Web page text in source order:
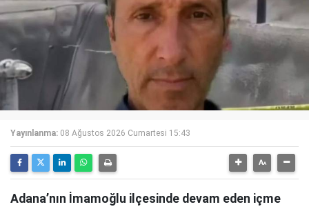
Yayınlanma: 08 Ağustos 2026 Cumartesi 15:43
Adana’nın İmamoğlu ilçesinde devam eden içme